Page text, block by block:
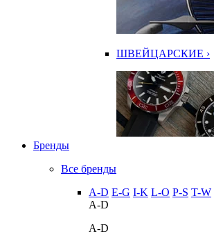
ШВЕЙЦАРСКИЕ ›
Бренды
Все бренды
A-D E-G I-K L-O P-S T-W
A-D
A-D